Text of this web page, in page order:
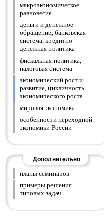
макроэкономическое
равновесие
деньги и денежное
обращение, банковская
система, кредитно-
денежная политика
фискальная политика,
налоговая система
экономический рост и
развитие, цикличность
экономического роста
мировая экономика
особенности переходной
экономики России
Дополнительно
планы семинаров
примеры решения
типовых задач